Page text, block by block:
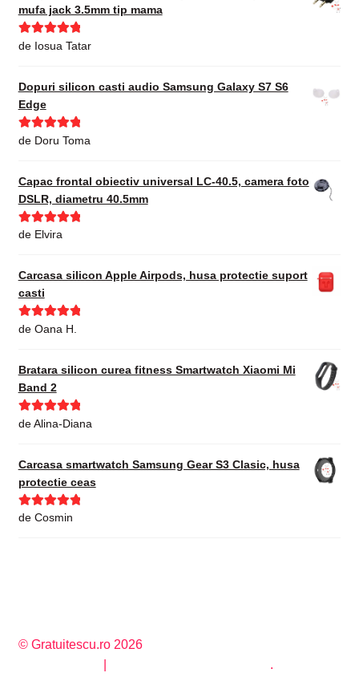
mufa jack 3.5mm tip mama
Evaluat la5
de Iosua Tatar
Dopuri silicon casti audio Samsung Galaxy S7 S6
Edge
Evaluat la5
de Doru Toma
Capac frontal obiectiv universal LC-40.5, camera foto
DSLR, diametru 40.5mm
Evaluat la
de Elvira
Carcasa silicon Apple Airpods, husa protectie suport
casti
Evaluat la5
de Oana H.
Bratara silicon curea fitness Smartwatch Xiaomi Mi
Band 2
Evaluat la5
de Alina-Diana
Carcasa smartwatch Samsung Gear S3 Clasic, husa
protectie ceas
Evaluat la5
de Cosmin
© Gratuitescu.ro 2026
.